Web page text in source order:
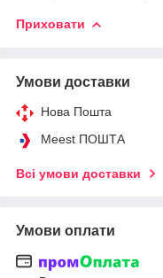
Приховати
Умови доставки
Нова Пошта
Meest ПОШТА
Всі умови доставки
Умови оплати